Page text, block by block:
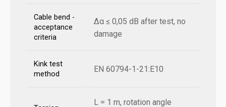
Cable bend -
acceptance
criteria
Δα ≤ 0,05 dB after test, no
damage
Kink test
method
EN 60794-1-21:E10
L = 1 m, rotation angle